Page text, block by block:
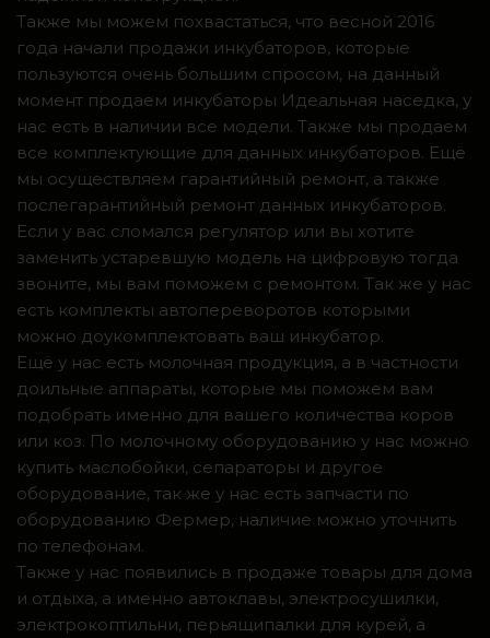
Также мы можем похвастаться, что весной 2016
года начали продажи инкубаторов, которые
пользуются очень большим спросом, на данный
момент продаем инкубаторы Идеальная наседка, у
нас есть в наличии все модели. Также мы продаем
все комплектующие для данных инкубаторов. Ещё
мы осуществляем гарантийный ремонт, а также
послегарантийный ремонт данных инкубаторов.
Если у вас сломался регулятор или вы хотите
заменить устаревшую модель на цифровую тогда
звоните, мы вам поможем с ремонтом. Так же у нас
есть комплекты автопереворотов которыми
можно доукомплектовать ваш инкубатор.
Ещё у нас есть молочная продукция, а в частности
доильные аппараты, которые мы поможем вам
подобрать именно для вашего количества коров
или коз. По молочному оборудованию у нас можно
купить маслобойки, сепараторы и другое
оборудование, так же у нас есть запчасти по
оборудованию Фермер, наличие можно уточнить
по телефонам.
Также у нас появились в продаже товары для дома
и отдыха, а именно автоклавы, электросушилки,
электрокоптильни, перьящипалки для курей, а